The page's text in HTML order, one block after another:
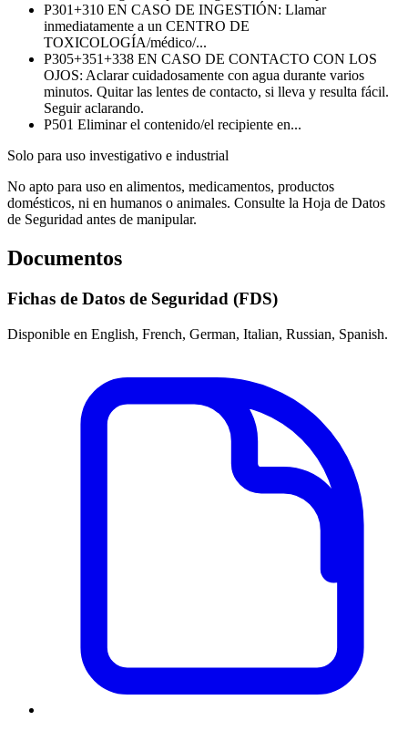
P301+310 EN CASO DE INGESTIÓN: Llamar
inmediatamente a un CENTRO DE
TOXICOLOGÍA/médico/...
P305+351+338 EN CASO DE CONTACTO CON LOS
OJOS: Aclarar cuidadosamente con agua durante varios
minutos. Quitar las lentes de contacto, si lleva y resulta fácil.
Seguir aclarando.
P501 Eliminar el contenido/el recipiente en...
Solo para uso investigativo e industrial
No apto para uso en alimentos, medicamentos, productos
domésticos, ni en humanos o animales. Consulte la Hoja de Datos
de Seguridad antes de manipular.
Documentos
Fichas de Datos de Seguridad (FDS)
Disponible en English, French, German, Italian, Russian, Spanish.